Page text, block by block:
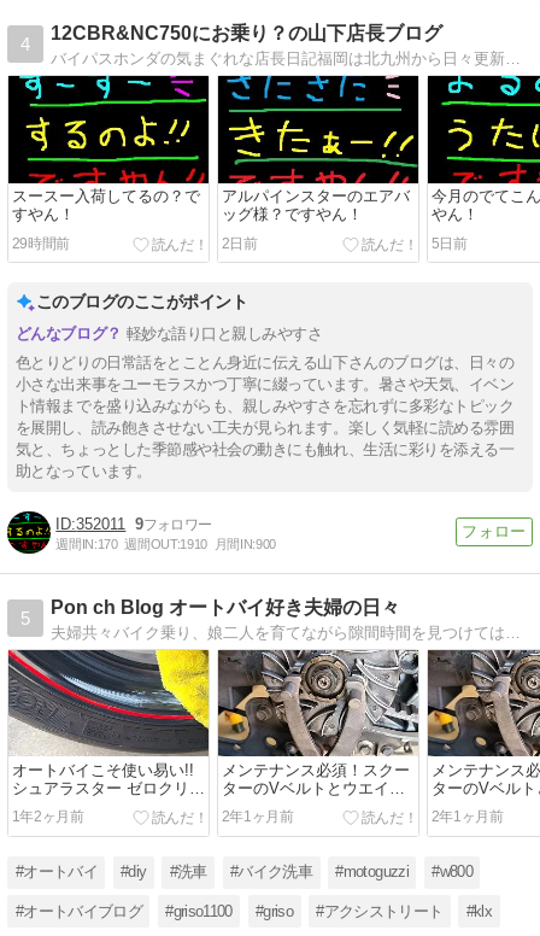
4
12CBR&NC750にお乗り？の山下店長ブログ
バイパスホンダの気まぐれな店長日記福岡は北九州から日々更新！楽しいバイク屋事情！＆バイク馬鹿日記！
スースー入荷してるの？で
すやん！
29時間前
アルパインスターのエアバ
ッグ様？ですやん！
2日前
今月のでてこ
やん！
5日前
このブログのここがポイント
軽妙な語り口と親しみやすさ
色とりどりの日常話をとことん身近に伝える山下さんのブログは、日々の
小さな出来事をユーモラスかつ丁寧に綴っています。暑さや天気、イベン
ト情報までを盛り込みながらも、親しみやすさを忘れずに多彩なトピック
を展開し、読み飽きさせない工夫が見られます。楽しく気軽に読める雰囲
気と、ちょっとした季節感や社会の動きにも触れ、生活に彩りを添える一
助となっています。
352011 9
週間IN:170 週間OUT:1910 月間IN:900
5
Pon ch Blog オートバイ好き夫婦の日々
オートバイこそ使い易い!!
シュアラスター ゼロクリー
ムのレビュー!!
1年2ヶ月前
メンテナンス必須！スクー
ターのVベルトとウエイト
ローラーの寿命と交換方法
2年1ヶ月前
メンテナンス
ターのVベル
ローラーの寿
2年1ヶ月前
#オートバイ #diy #洗車 #バイク洗車 #motoguzzi #w800
#オートバイブログ #griso1100 #griso #アクシストリート #klx